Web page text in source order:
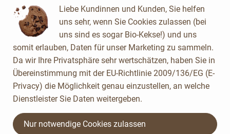
Rezept
beilegen
Auswahl ändern
0,00 € /Stück
Stück
Artikelanzahl
Gesamtpreis:0,00 €
Du hast sicher:
Liebe Kundinnen und Kunden, Sie helfen
uns sehr, wenn Sie Cookies zulassen (bei
uns sind es sogar Bio-Kekse!) und uns
somit erlauben, Daten für unser Marketing zu sammeln.
Da wir Ihre Privatsphäre sehr wertschätzen, haben Sie in
Übereinstimmung mit der EU-Richtlinie 2009/136/EG (E-
Privacy) die Möglichkeit genau einzustellen, an welche
Dienstleister Sie Daten weitergeben.
Nur notwendige Cookies zulassen